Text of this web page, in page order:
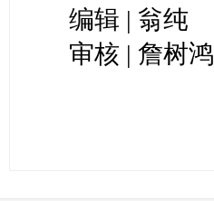
编辑 | 翁纯
审核 | 詹树鸿